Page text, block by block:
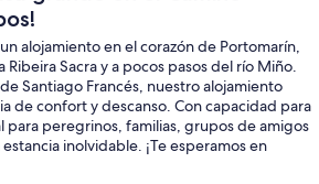
alojamiento en el corazón de Portomarín,
Sacra y a pocos pasos del río Miño.
Santiago Francés, nuestro alojamiento
de confort y descanso. Con capacidad para
para peregrinos, familias, grupos de amigos
inolvidable. ¡Te esperamos en